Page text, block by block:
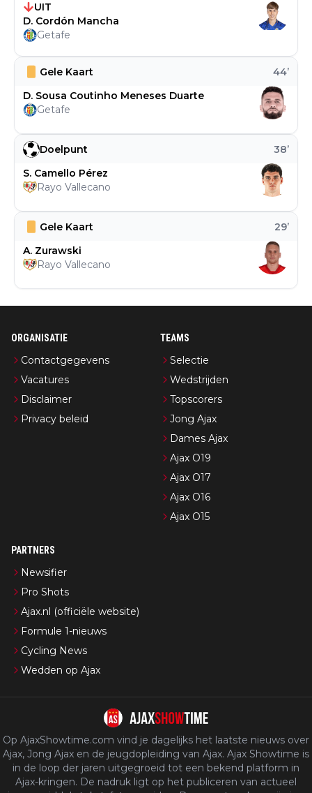
Gele Kaart 29’
A. Zurawski
Rayo Vallecano
Doelpunt 38’
S. Camello Pérez
Rayo Vallecano
Gele Kaart 44’
D. Sousa Coutinho Meneses Duarte
Getafe
UIT
D. Cordón Mancha
Getafe
ORGANISATIE
Contactgegevens
Vacatures
Disclaimer
Privacy beleid
TEAMS
Selectie
Wedstrijden
Topscorers
Jong Ajax
Dames Ajax
Ajax O19
Ajax O17
Ajax O16
Ajax O15
PARTNERS
Newsifier
Pro Shots
Ajax.nl (officiële website)
Formule 1-nieuws
Cycling News
Wedden op Ajax
Op AjaxShowtime.com vind je dagelijks het laatste nieuws over
Ajax, Jong Ajax en de jeugdopleiding van Ajax. Ajax Showtime is
in de loop der jaren uitgegroeid tot een bekend platform in
Ajax-kringen. De nadruk ligt op het publiceren van actueel